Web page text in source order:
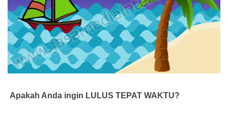
Apakah Anda ingin LULUS TEPAT WAKTU?